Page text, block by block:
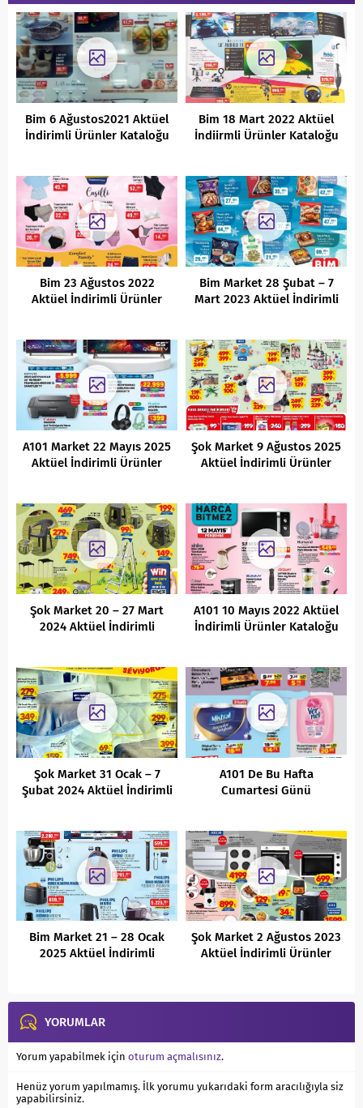
Bim 6 Ağustos2021 Aktüel
İndirimli Ürünler Kataloğu
Bim 18 Mart 2022 Aktüel
İndiirmli Ürünler Kataloğu
Bim 23 Ağustos 2022
Aktüel İndirimli Ürünler
Bim Market 28 Şubat – 7
Mart 2023 Aktüel İndirimli
A101 Market 22 Mayıs 2025
Aktüel İndirimli Ürünler
Şok Market 9 Ağustos 2025
Aktüel İndirimli Ürünler
Şok Market 20 – 27 Mart
2024 Aktüel İndirimli
A101 10 Mayıs 2022 Aktüel
İndirimli Ürünler Kataloğu
Şok Market 31 Ocak – 7
Şubat 2024 Aktüel İndirimli
A101 De Bu Hafta
Cumartesi Günü
Bim Market 21 – 28 Ocak
2025 Aktüel İndirimli
Şok Market 2 Ağustos 2023
Aktüel İndirimli Ürünler
YORUMLAR
Yorum yapabilmek için oturum açmalısınız.
Henüz yorum yapılmamış. İlk yorumu yukarıdaki form aracılığıyla siz
yapabilirsiniz.